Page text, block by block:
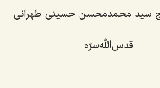
سيد محمد‌محسن حسينی طهرانی
قدس‌الله‌سرّه